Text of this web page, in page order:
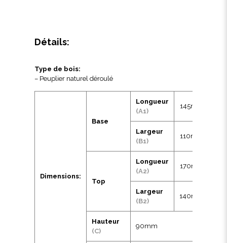
Détails:
Type de bois:
– Peuplier naturel déroulé
Dimensions:
Base
Longueur
(A1)
145mm
Largeur
(B1)
110mm
Top
Longueur
(A2)
170mm
Largeur
(B2)
140mm
Hauteur
(C)
90mm